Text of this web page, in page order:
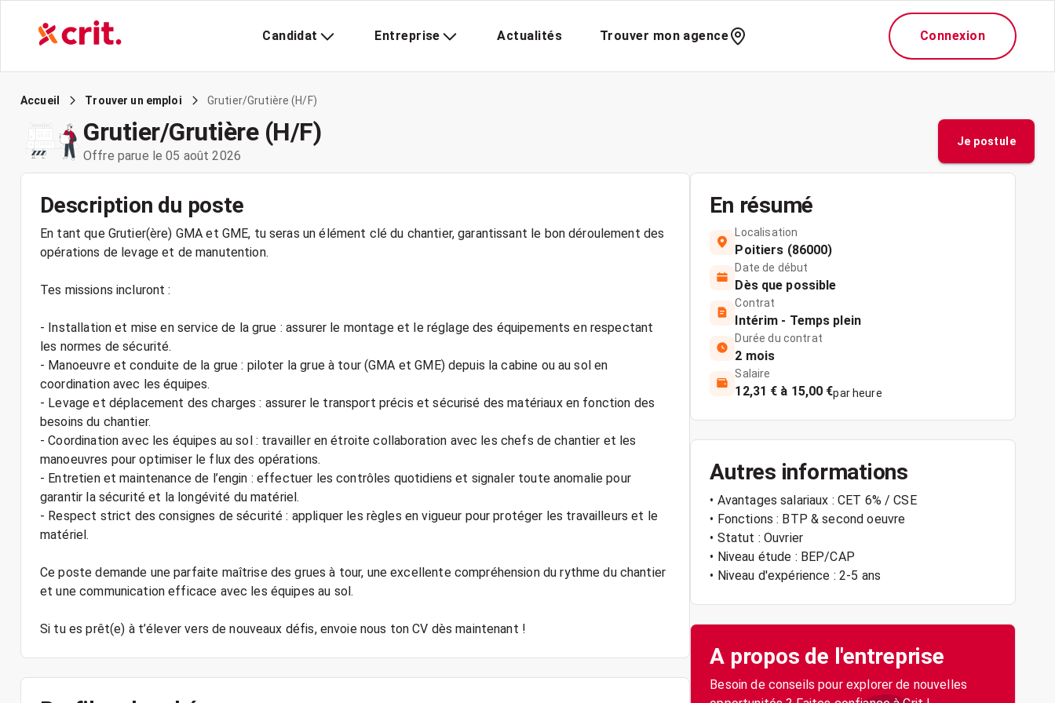
Candidat Entreprise Actualités Trouver mon agence Connexion
Accueil Trouver un emploi Grutier/Grutière (H/F)
Grutier/Grutière (H/F)
Offre parue le 05 août 2026
Je postule
Description du poste
En tant que Grutier(ère) GMA et GME, tu seras un élément clé du chantier, garantissant le bon déroulement des
opérations de levage et de manutention.
Tes missions incluront :
- Installation et mise en service de la grue : assurer le montage et le réglage des équipements en respectant
les normes de sécurité.
- Manoeuvre et conduite de la grue : piloter la grue à tour (GMA et GME) depuis la cabine ou au sol en
coordination avec les équipes.
- Levage et déplacement des charges : assurer le transport précis et sécurisé des matériaux en fonction des
besoins du chantier.
- Coordination avec les équipes au sol : travailler en étroite collaboration avec les chefs de chantier et les
manoeuvres pour optimiser le flux des opérations.
- Entretien et maintenance de l’engin : effectuer les contrôles quotidiens et signaler toute anomalie pour
garantir la sécurité et la longévité du matériel.
- Respect strict des consignes de sécurité : appliquer les règles en vigueur pour protéger les travailleurs et le
matériel.
Ce poste demande une parfaite maîtrise des grues à tour, une excellente compréhension du rythme du chantier
et une communication efficace avec les équipes au sol.
Si tu es prêt(e) à t’élever vers de nouveaux défis, envoie nous ton CV dès maintenant !
En résumé
Localisation
Poitiers (86000)
Date de début
Dès que possible
Contrat
Intérim - Temps plein
Durée du contrat
2 mois
Salaire
12,31 € à 15,00 €par heure
Autres informations
• Avantages salariaux : CET 6% / CSE
• Fonctions : BTP & second oeuvre
• Statut : Ouvrier
• Niveau étude : BEP/CAP
• Niveau d'expérience : 2-5 ans
A propos de l'entreprise
Besoin de conseils pour explorer de nouvelles